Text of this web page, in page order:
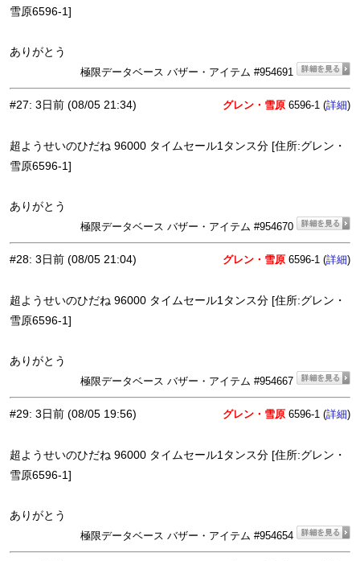
雪原6596-1]
ありがとう
極限データベース バザー・アイテム #954691
#27: 3日前 (08/05 21:34) グレン・雪原 6596-1 (詳細)
超ようせいのひだね 96000 タイムセール1タンス分 [住所:グレン・
雪原6596-1]
ありがとう
極限データベース バザー・アイテム #954670
#28: 3日前 (08/05 21:04) グレン・雪原 6596-1 (詳細)
超ようせいのひだね 96000 タイムセール1タンス分 [住所:グレン・
雪原6596-1]
ありがとう
極限データベース バザー・アイテム #954667
#29: 3日前 (08/05 19:56) グレン・雪原 6596-1 (詳細)
超ようせいのひだね 96000 タイムセール1タンス分 [住所:グレン・
雪原6596-1]
ありがとう
極限データベース バザー・アイテム #954654